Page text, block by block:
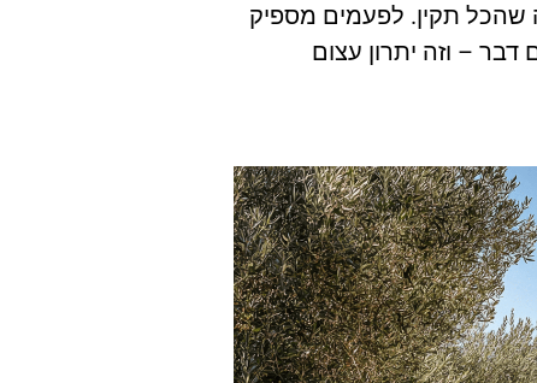
שהכל תקין. לפעמים מספיק
– וזה יתרון עצום